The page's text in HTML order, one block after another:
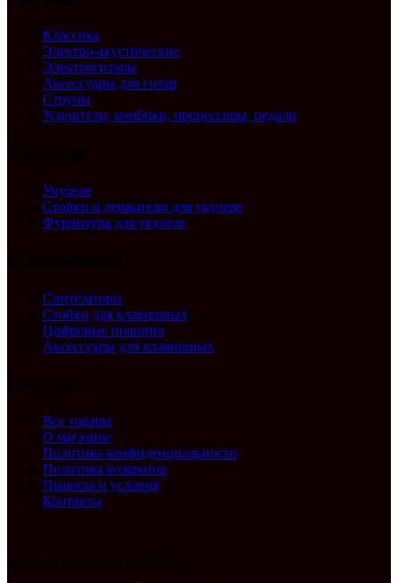
Классика
Электро-акустические
Электрогитары
Аксессуары для гитар
Струны
Усилители, комбики, процессоры, педали
Укулеле
Стойки и держатели для укулеле
Фурнитура для укулеле
Синтезаторы
Стойки для клавишных
Цифровые пианино
Аксессуары для клавишных
Все товары
О магазине
Политика конфиденциальности
Политика возвратов
Правила и условия
Контакты